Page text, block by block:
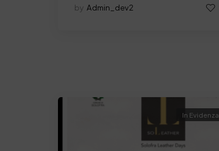
by Admin_dev2
In Evidenza